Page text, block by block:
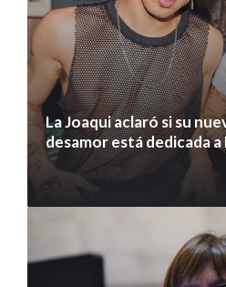
La Joaqui aclaró si su
desamor está dedicada a
7 agosto 2026